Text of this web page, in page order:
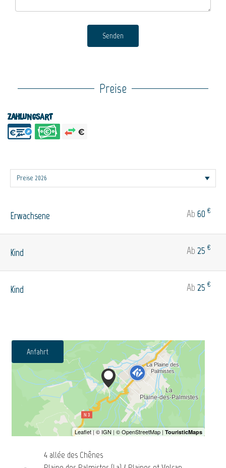
Senden
Preise
Zahlungsart
Erwachsene Ab 60 €
Kind Ab 25 €
Kind Ab 25 €
Anfahrt
4 allée des Chênes